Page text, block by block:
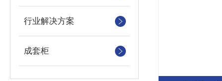
行业解决方案
成套柜